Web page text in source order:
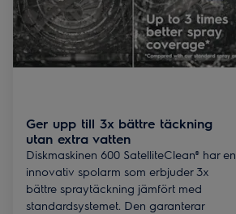
Ger upp till 3x bättre täckning
utan extra vatten
Diskmaskinen 600 SatelliteClean® har en
innovativ spolarm som erbjuder 3x
bättre spraytäckning jämfört med
standardsystemet. Den garanterar